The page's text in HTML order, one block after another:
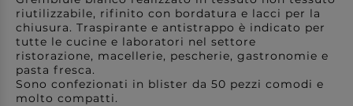
riutilizzabile, rifinito con bordatura e lacci per la
chiusura. Traspirante e antistrappo è indicato per
tutte le cucine e laboratori nel settore
ristorazione, macellerie, pescherie, gastronomie e
pasta fresca.
Sono confezionati in blister da 50 pezzi comodi e
molto compatti.